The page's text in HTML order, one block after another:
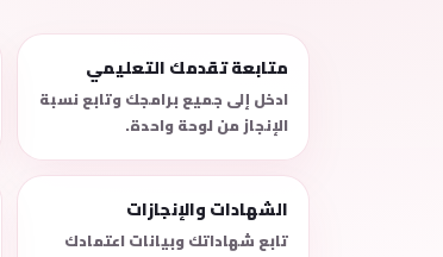
متابعة تقدمك التعليمي
ادخل إلى جميع برامجك وتابع نسبة
الإنجاز من لوحة واحدة.
الشهادات والإنجازات
تابع شهاداتك وبيانات اعتمادك